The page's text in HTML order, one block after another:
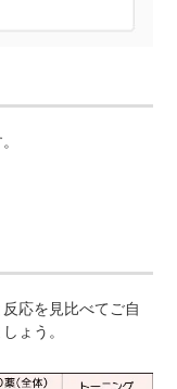
応を見比べてご自
ょう。